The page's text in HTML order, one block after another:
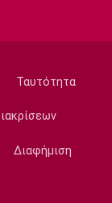
Μπούγκι
Ταυτότητα
Διαφήμιση